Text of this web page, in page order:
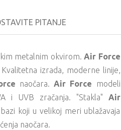
PITANJE
metalnim okvirom.Air Force
izrada, moderne linije,
naočara. Air Force modeli
i UVB zračanja. "Stakla" Air
koji u velikoj meri ublažavaja
naočara.